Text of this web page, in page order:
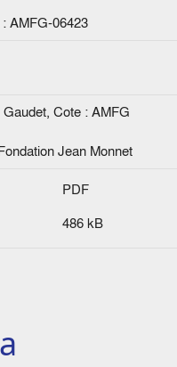
AMFG-06423
Cote : AMFG
Jean Monnet
PDF
486 kB